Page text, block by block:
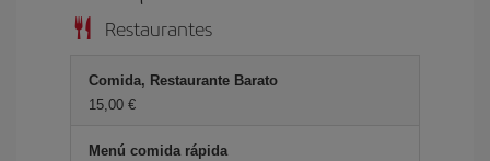
Restaurantes
Comida, Restaurante Barato
15,00
Menú comida rápida